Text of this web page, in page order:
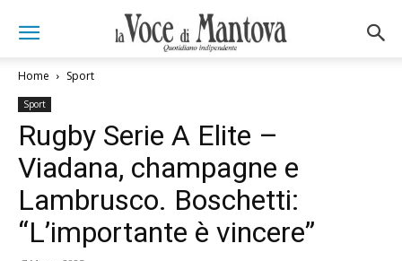
Home Sport
Sport
Rugby Serie A Elite –
Viadana, champagne e
Lambrusco. Boschetti:
“L’importante è vincere”